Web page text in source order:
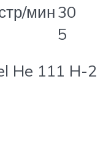
мин30
5
He 111 H-2